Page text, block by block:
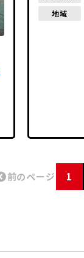
地域
前のページ 1